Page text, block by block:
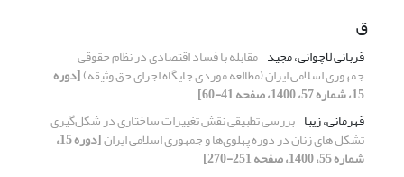
ق
قربانی لاچوانی، مجید مقابله با فساد اقتصادی در نظام حقوقی
جمهوری اسلامی ایران (مطالعه موردی جایگاه اجرای حق وثیقه)[دوره
15، شماره 57، 1400، صفحه 41-60]
قهرمانی، زیبا بررسی تطبیقی نقش تغییرات ساختاری در شکل‌گیری
تشکل های زنان در دوره پهلوی‌ها و جمهوری اسلامی ایران [دوره 15،
شماره 55، 1400، صفحه 251-270]